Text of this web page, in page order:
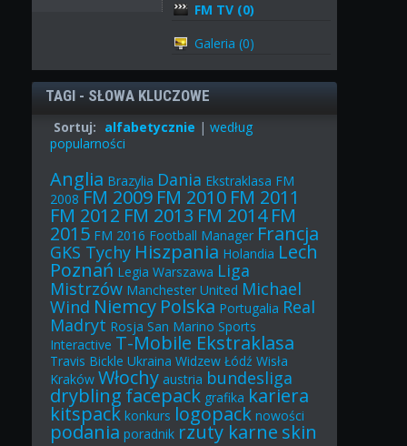
FM TV (0)
Galeria (0)
TAGI - SŁOWA KLUCZOWE
Sortuj: alfabetycznie | według
popularności
Anglia Brazylia Dania Ekstraklasa FM
2008 FM 2009 FM 2010 FM 2011
FM 2012 FM 2013 FM 2014 FM
2015 FM 2016 Football Manager Francja
GKS Tychy Hiszpania Holandia Lech
Poznań Legia Warszawa Liga
Mistrzów Manchester United Michael
Wind Niemcy Polska Portugalia Real
Madryt Rosja San Marino Sports
Interactive T-Mobile Ekstraklasa
Travis Bickle Ukraina Widzew Łódź Wisła
Kraków Włochy austria bundesliga
drybling facepack grafika kariera
kitspack konkurs logopack nowości
podania poradnik rzuty karne skin